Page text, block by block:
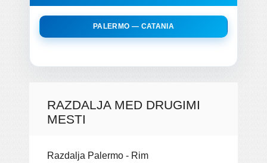
PALERMO — CATANIA
RAZDALJA MED DRUGIMI
MESTI
Razdalja Palermo - Rim